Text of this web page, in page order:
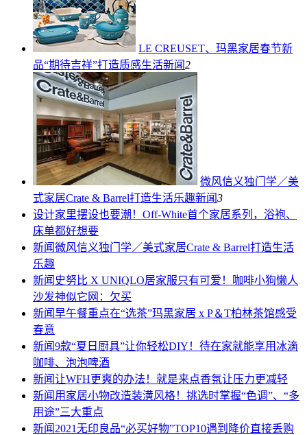
LE CREUSET、玛黑家居春节新
品“期待吉祥”打造质感生活新闻2
微风信义独门学／美
式家居Crate & Barrel打造生活乐趣新闻3
设计家里摆设也要潮！Off-White首个家居系列，浴袍、
床单都好想要
新闻微风信义独门学／美式家居Crate & Barrel打造生活
乐趣
新闻 史努比 X UNIQLO居家服只有可爱！咖啡小狗懒人
沙发神似它网：欠买
新闻早午餐重点在“选茶”玛黑家居 x P＆T柏林茶馆感受
春意
新闻9款“夏日厨具”让你轻松DIY！待在家就能享用冰滴
咖啡、泡泡啤酒
新闻让WFH更爽的办法！就是来点香氛让压力更减轻
新闻 用家居小物改造装潢风格！挑选时掌握“色调”、“多
用途”三大重点
新闻 2021无印良品“必买好物”TOP10遇到降价直接丢购